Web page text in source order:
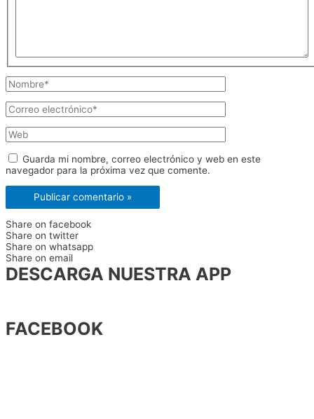
Nombre*
Correo
electrónico*
Web
Guarda mi nombre, correo electrónico y web en este
navegador para la próxima vez que comente.
Share on facebook
Share on twitter
Share on whatsapp
Share on email
DESCARGA NUESTRA APP
FACEBOOK